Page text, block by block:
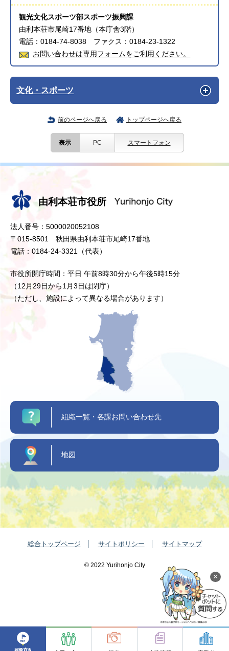
観光文化スポーツ部スポーツ振興課
由利本荘市尾崎17番地（本庁舎3階）
電話：0184-74-8038 ファクス：0184-23-1322
お問い合わせは専用フォームをご利用ください。
文化・スポーツ
前のページへ戻る トップページへ戻る
表示 PC スマートフォン
×
由利本荘市役所
法人番号：5000020052108
〒015-8501 秋田県由利本荘市尾崎17番地
電話：0184-24-3321（代表）
市役所開庁時間：平日 午前8時30分から午後5時15分
（12月29日から1月3日は閉庁）
（ただし、施設によって異なる場合があります）
組織一覧・各課お問い合わせ先
地図
総合トップページ サイトポリシー サイトマップ
©️ 2022 Yurihonjo City